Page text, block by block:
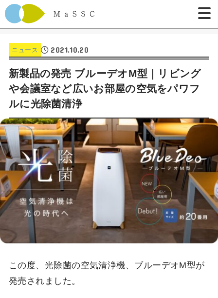
ニュース 2021.10.20
新製品の発売 ブルーデオM型｜リビング
や会議室など広いお部屋の空気をパワフ
ルに光除菌清浄
この度、光除菌の空気清浄機、ブルーデオM型が
発売されました。